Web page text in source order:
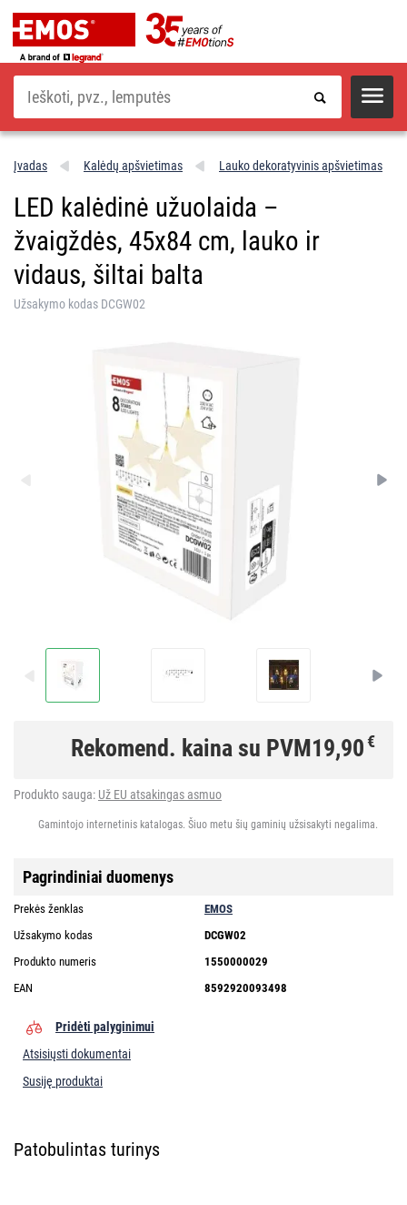
Paieška
Įvadas Kalėdų apšvietimas Lauko dekoratyvinis apšvietimas
LED kalėdinė užuolaida –
žvaigždės, 45x84 cm, lauko ir
vidaus, šiltai balta
Užsakymo kodas DCGW02
Rekomend. kaina su PVM19,90€
Produkto sauga: Už EU atsakingas asmuo
Gamintojo internetinis katalogas. Šiuo metu šių gaminių užsisakyti negalima.
Pagrindiniai duomenys
Prekės ženklas
EMOS
Užsakymo kodas
DCGW02
Produkto numeris
1550000029
EAN
8592920093498
Pridėti palyginimui
Atsisiųsti dokumentai
Susiję produktai
Patobulintas turinys